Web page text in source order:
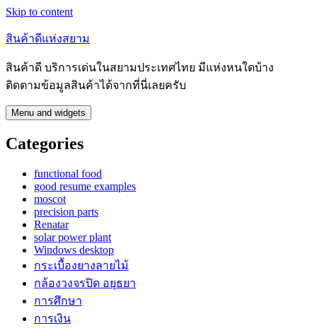
Skip to content
สินค้าดีแห่งสยาม
สินค้าดี บริการเด่นในสยามประเทศไทย มีแห่งหนใดบ้าง
ติดตามข้อมูลสินค้าได้จากที่นี่เลยครับ
Menu and widgets
Categories
functional food
good resume examples
moscot
precision parts
Renatar
solar power plant
Windows desktop
กระเบื้องยางลายไม้
กล้องวงจรปิด อยุธยา
การศึกษา
การเงิน